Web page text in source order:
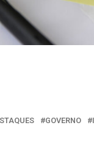
GOVERNO